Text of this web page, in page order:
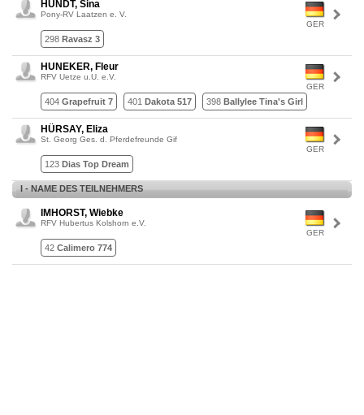
GER
HUNDT, Sina
Pony-RV Laatzen e. V.
298 Ravasz 3
GER
HUNEKER, Fleur
RFV Uetze u.U. e.V.
404 Grapefruit 7 401 Dakota 517 398 Ballylee Tina's Girl
GER
HÜRSAY, Eliza
St. Georg Ges. d. Pferdefreunde Gif
123 Dias Top Dream
I - NAME DES TEILNEHMERS
GER
IMHORST, Wiebke
RFV Hubertus Kolshorn e.V.
42 Calimero 774